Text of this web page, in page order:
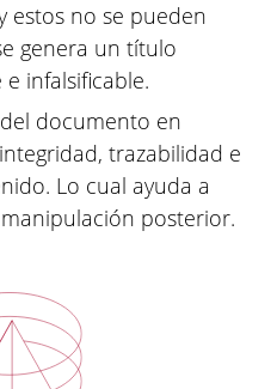
estos no se pueden
genera un título
infalsificable.
documento en
trazabilidad e
Lo cual ayuda a
posterior.